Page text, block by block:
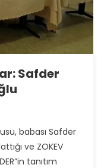
Safder
babası Safder
ve ZOKEV
tanıtım